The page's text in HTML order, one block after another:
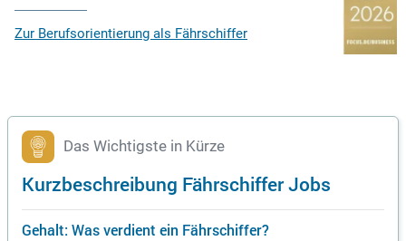
Zur Berufsorientierung als Fährschiffer
Das Wichtigste in Kürze
Kurzbeschreibung Fährschiffer Jobs
Gehalt: Was verdient ein Fährschiffer?